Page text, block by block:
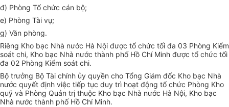
đ) Phòng Tổ chức cán bộ;
e) Phòng Tài vụ;
g) Văn phòng.
Riêng Kho bạc Nhà nước Hà Nội được tổ chức tối đa 03 Phòng Kiểm
soát chi, Kho bạc Nhà nước thành phố Hồ Chí Minh được tổ chức tối
đa 02 Phòng Kiểm soát chi.
Bộ trưởng Bộ Tài chính ủy quyền cho Tổng Giám đốc Kho bạc Nhà
nước quyết định việc tiếp tục duy trì hoạt động tổ chức Phòng Kho
quỹ và Phòng Quản trị thuộc Kho bạc Nhà nước Hà Nội, Kho bạc
Nhà nước thành phố Hồ Chí Minh.